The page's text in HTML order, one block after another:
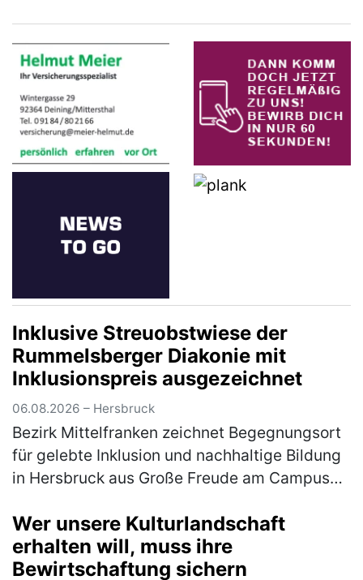
Berufsleben" f…
Inklusive Streuobstwiese der
Rummelsberger Diakonie mit
Inklusionspreis ausgezeichnet
06.08.2026 – Hersbruck
Bezirk Mittelfranken zeichnet Begegnungsort
für gelebte Inklusion und nachhaltige Bildung
in Hersbruck aus Große Freude am Campus
des Fachbereichs Autismus d…(mehr)
Wer unsere Kulturlandschaft
erhalten will, muss ihre
Bewirtschaftung sichern